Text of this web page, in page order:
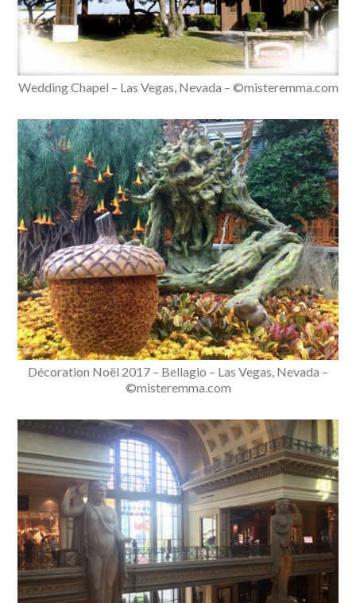
Wedding Chapel – Las Vegas, Nevada – ©misteremma.com
Décoration Noël 2017 – Bellagio – Las Vegas, Nevada –
©misteremma.com